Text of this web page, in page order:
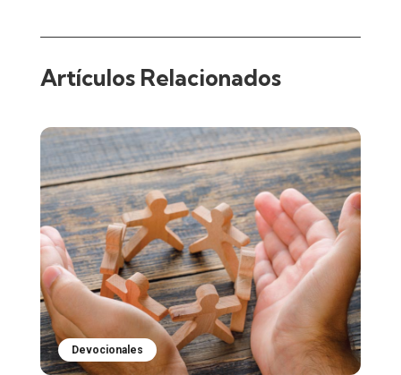
Artículos Relacionados
Devocionales